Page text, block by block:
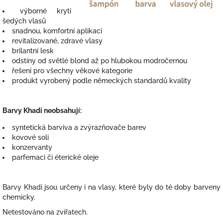
výborné krytí
šedých vlasů
snadnou, komfortní aplikaci
revitalizované, zdravé vlasy
brilantní lesk
odstíny od světlé blond až po hlubokou modročernou
řešení pro všechny věkové kategorie
produkt vyrobený podle německých standardů kvality
Barvy Khadi neobsahují:
syntetická barviva a zvýrazňovače barev
kovové soli
konzervanty
parfemaci či éterické oleje
Barvy Khadi jsou určeny i na vlasy, které byly do té doby barveny
chemicky.
Netestováno na zvířatech.